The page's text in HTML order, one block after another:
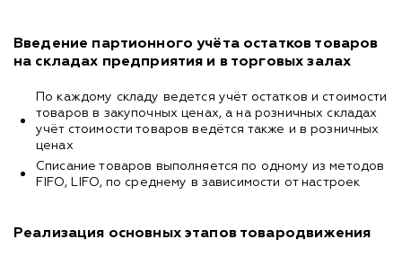
Введение партионного учёта остатков товаров
на складах предприятия и в торговых залах
По каждому складу ведется учёт остатков и стоимости
товаров в закупочных ценах, а на розничных складах
учёт стоимости товаров ведётся также и в розничных
ценах
Списание товаров выполняется по одному из методов
FIFO, LIFO, по среднему в зависимости от настроек
Реализация основных этапов товародвижения